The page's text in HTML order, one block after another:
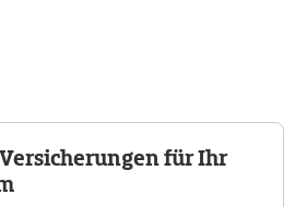
für Ihr